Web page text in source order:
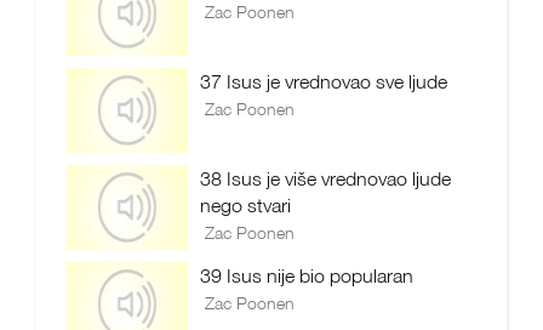
Zac Poonen
37 Isus je vrednovao sve ljude
Zac Poonen
38 Isus je više vrednovao ljude
nego stvari
Zac Poonen
39 Isus nije bio popularan
Zac Poonen